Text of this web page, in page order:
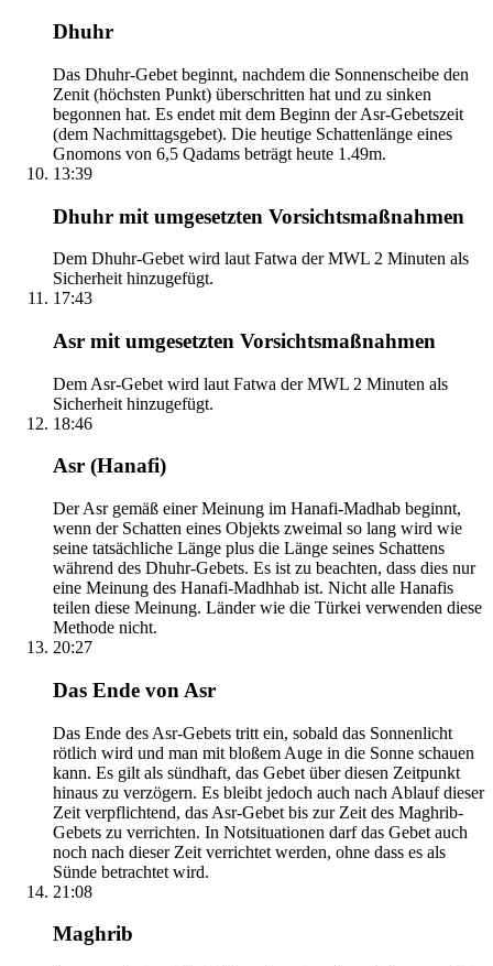
Dhuhr
Das Dhuhr-Gebet beginnt, nachdem die Sonnenscheibe den
Zenit (höchsten Punkt) überschritten hat und zu sinken
begonnen hat. Es endet mit dem Beginn der Asr-Gebetszeit
(dem Nachmittagsgebet). Die heutige Schattenlänge eines
Gnomons von 6,5 Qadams beträgt heute 1.49m.
13:39
Dhuhr mit umgesetzten Vorsichtsmaßnahmen
Dem Dhuhr-Gebet wird laut Fatwa der MWL 2 Minuten als
Sicherheit hinzugefügt.
17:43
Asr mit umgesetzten Vorsichtsmaßnahmen
Dem Asr-Gebet wird laut Fatwa der MWL 2 Minuten als
Sicherheit hinzugefügt.
18:46
Asr (Hanafi)
Der Asr gemäß einer Meinung im Hanafi-Madhab beginnt,
wenn der Schatten eines Objekts zweimal so lang wird wie
seine tatsächliche Länge plus die Länge seines Schattens
während des Dhuhr-Gebets. Es ist zu beachten, dass dies nur
eine Meinung des Hanafi-Madhhab ist. Nicht alle Hanafis
teilen diese Meinung. Länder wie die Türkei verwenden diese
Methode nicht.
20:27
Das Ende von Asr
Das Ende des Asr-Gebets tritt ein, sobald das Sonnenlicht
rötlich wird und man mit bloßem Auge in die Sonne schauen
kann. Es gilt als sündhaft, das Gebet über diesen Zeitpunkt
hinaus zu verzögern. Es bleibt jedoch auch nach Ablauf dieser
Zeit verpflichtend, das Asr-Gebet bis zur Zeit des Maghrib-
Gebets zu verrichten. In Notsituationen darf das Gebet auch
noch nach dieser Zeit verrichtet werden, ohne dass es als
Sünde betrachtet wird.
21:08
Maghrib